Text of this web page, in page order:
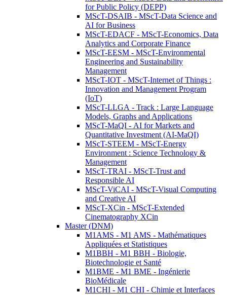
for Public Policy (DEPP)
MScT-DSAIB - MScT-Data Science and
AI for Business
MScT-EDACF - MScT-Economics, Data
Analytics and Corporate Finance
MScT-EESM - MScT-Environmental
Engineering and Sustainability
Management
MScT-IOT - MScT-Internet of Things :
Innovation and Management Program
(IoT)
MScT-LLGA - Track : Large Language
Models, Graphs and Applications
MScT-MaQI - AI for Markets and
Quantitative Investment (AI-MaQI)
MScT-STEEM - MScT-Energy
Environment : Science Technology &
Management
MScT-TRAI - MScT-Trust and
Responsible AI
MScT-ViCAI - MScT-Visual Computing
and Creative AI
MScT-XCin - MScT-Extended
Cinematography XCin
Master (DNM)
M1AMS - M1 AMS - Mathématiques
Appliquées et Statistiques
M1BBH - M1 BBH - Biologie,
Biotechnologie et Santé
M1BME - M1 BME - Ingénierie
BioMédicale
M1CHI - M1 CHI - Chimie et Interfaces